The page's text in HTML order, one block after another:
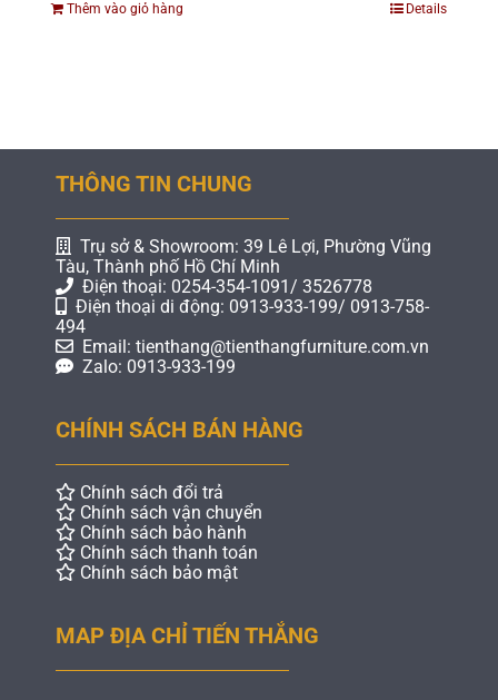
Thêm vào giỏ hàng Details
THÔNG TIN CHUNG
Trụ sở & Showroom: 39 Lê Lợi, Phường Vũng
Tàu, Thành phố Hồ Chí Minh
Điện thoại: 0254-354-1091/ 3526778
Điện thoại di động: 0913-933-199/ 0913-758-
494
Email: tienthang@tienthangfurniture.com.vn
Zalo: 0913-933-199
CHÍNH SÁCH BÁN HÀNG
Chính sách đổi trả
Chính sách vận chuyển
Chính sách bảo hành
Chính sách thanh toán
Chính sách bảo mật
MAP ĐỊA CHỈ TIẾN THẮNG